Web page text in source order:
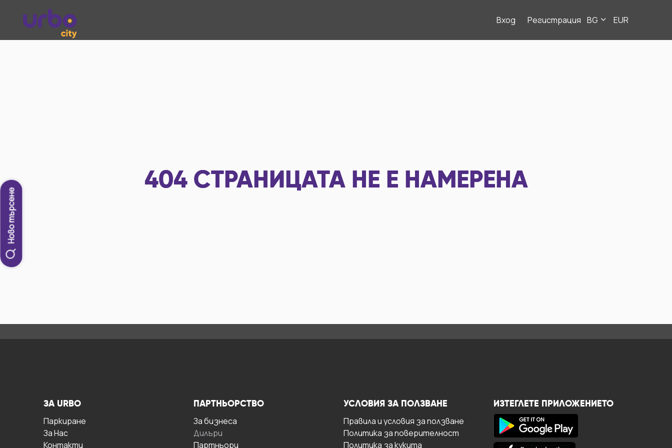
Вход Регистрация BG EUR
Ново търсене
404 СТРАНИЦАТА НЕ Е НАМЕРЕНА
ЗА URBO
Паркиране
За Hас
Контакти
ПАРТНЬОРСТВО
За бизнесa
Дилъри
Партньори
УСЛОВИЯ ЗА ПОЛЗВАНЕ
Правила и условия за ползване
Политика за поверителност
Политика за кукита
ИЗТЕГЛЕТЕ ПРИЛОЖЕНИЕТО